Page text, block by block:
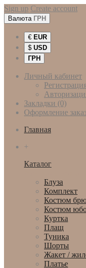
Sign up Create account
Валюта ГРН
€ EUR
$ USD
ГРН
Личный кабинет
Закладки (0)
Оформление
Главная
+
Каталог
Блуза
Комплект
Костюм
Костюм
Куртка
Плащ
Туника
Шорты
Жакет /
Платье